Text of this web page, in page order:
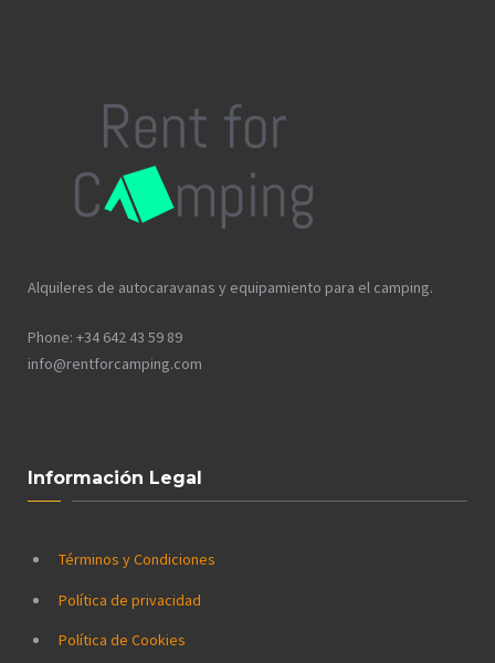
Alquileres de autocaravanas y equipamiento para el camping.
Phone: +34 642 43 59 89
info@rentforcamping.com
Información Legal
Términos y Condiciones
Política de privacidad
Política de Cookies